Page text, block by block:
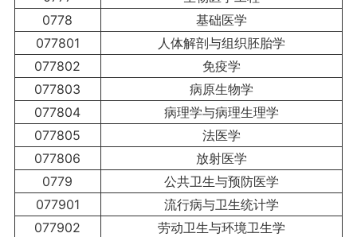
0778
基础医学
077801
人体解剖与组织胚胎学
077802
免疫学
077803
病原生物学
077804
病理学与病理生理学
077805
法医学
077806
放射医学
0779
公共卫生与预防医学
077901
流行病与卫生统计学
077902
劳动卫生与环境卫生学